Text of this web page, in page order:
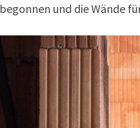
begonnen und die Wände